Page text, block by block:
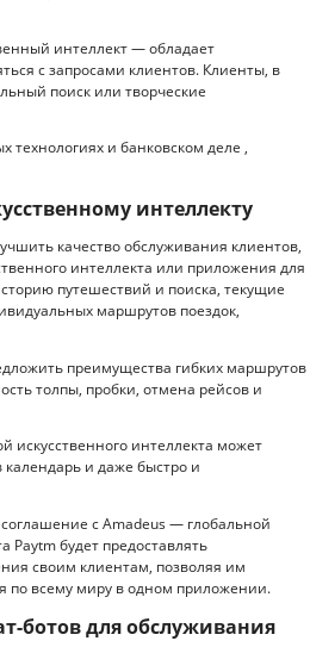
интеллект — обладает
с запросами клиентов. Клиенты, в
поиск или творческие
технологиях и банковском деле ,
интеллекту
качество обслуживания клиентов,
интеллекта или приложения для
путешествий и поиска, текущие
маршрутов поездок,
преимущества гибких маршрутов
толпы, пробки, отмена рейсов и
интеллекта может
календарь и даже быстро и
с Amadeus — глобальной
Paytm будет предоставлять
своим клиентам, позволяя им
по всему миру в одном приложении.
ботов для обслуживания